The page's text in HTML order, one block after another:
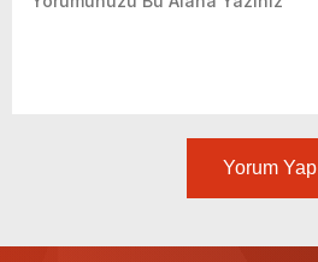
Yorum Yap